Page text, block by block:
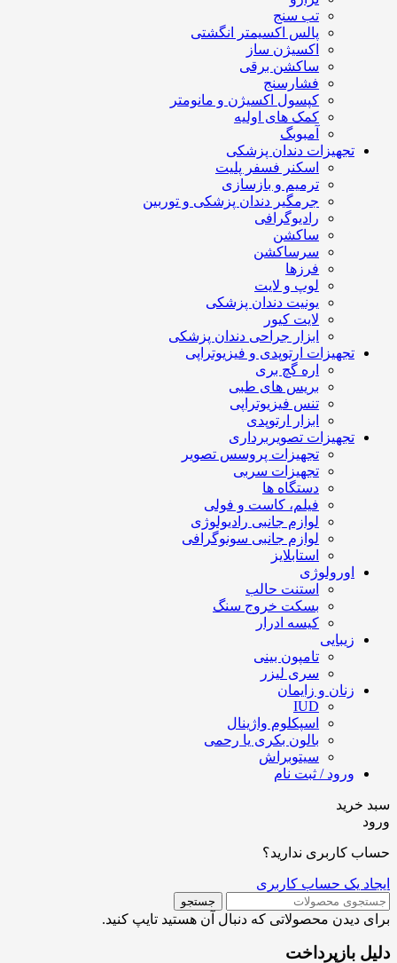
تب سنج
پالس اکسیمتر انگشتی
اکسیژن ساز
ساکشن برقی
فشارسنج
کپسول اکسیژن و مانومتر
کمک های اولیه
آمبوبگ
تجهیزات دندان پزشکی
اسکنر فسفر پلیت
ترمیم و بازسازی
جرمگیر دندان پزشکی و توربین
رادیوگرافی
ساکشن
سرساکشن
فرزها
لوپ و لایت
یونیت دندان پزشکی
لایت کیور
ابزار جراحی دندان پزشکی
تجهیزات ارتوپدی و فیزیوتراپی
اره گچ بری
بریس های طبی
تنس فیزیوتراپی
ابزار ارتوپدی
تجهیزات تصویربرداری
تجهیزات پروسس تصویر
تجهیزات سربی
دستگاه ها
فیلم، کاست و فولی
لوازم جانبی رادیولوژی
لوازم جانبی سونوگرافی
استابلایز
اورولوژی
استنت حالب
بسکت خروج سنگ
کیسه ادرار
زیبایی
تامپون بینی
سری لیزر
زنان و زایمان
IUD
اسپکلوم واژینال
بالون بکری یا رحمی
سیتوبراش
ورود / ثبت نام
سبد خرید
ورود
حساب کاربری ندارید؟
ایجاد یک حساب کاربری
جستجو
برای دیدن محصولاتی که دنبال آن هستید تایپ کنید.
دلیل بازپرداخت